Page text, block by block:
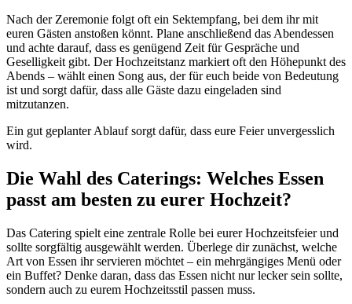
Nach der Zeremonie folgt oft ein Sektempfang, bei dem ihr mit
euren Gästen anstoßen könnt. Plane anschließend das Abendessen
und achte darauf, dass es genügend Zeit für Gespräche und
Geselligkeit gibt. Der Hochzeitstanz markiert oft den Höhepunkt des
Abends – wählt einen Song aus, der für euch beide von Bedeutung
ist und sorgt dafür, dass alle Gäste dazu eingeladen sind
mitzutanzen.
Ein gut geplanter Ablauf sorgt dafür, dass eure Feier unvergesslich
wird.
Die Wahl des Caterings: Welches Essen
passt am besten zu eurer Hochzeit?
Das Catering spielt eine zentrale Rolle bei eurer Hochzeitsfeier und
sollte sorgfältig ausgewählt werden. Überlege dir zunächst, welche
Art von Essen ihr servieren möchtet – ein mehrgängiges Menü oder
ein Buffet? Denke daran, dass das Essen nicht nur lecker sein sollte,
sondern auch zu eurem Hochzeitsstil passen muss.